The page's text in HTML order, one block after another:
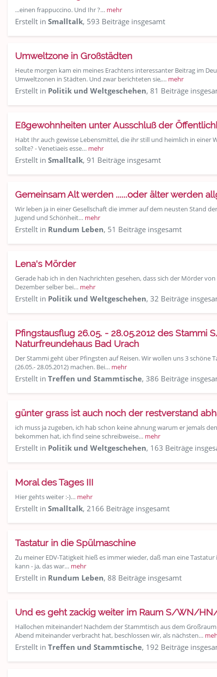
...einen frappuccino. Und Ihr ?… mehr
Erstellt in Smalltalk, 593 Beiträge insgesamt
Umweltzone in Großstädten
Heute morgen kam ein meines Erachtens interessanter Beitrag im
Umweltzonen in Städten. Und zwar berichteten sie,… mehr
Erstellt in Politik und Weltgeschehen, 81 Beiträge
Eßgewohnheiten unter Ausschluß der
Habt Ihr auch gewisse Lebensmittel, die ihr still und heimlich in einer
sollte? - Venetiaeis esse… mehr
Erstellt in Smalltalk, 91 Beiträge insgesamt
Gemeinsam Alt werden ......oder älter werden
Wir leben ja in einer Gesellschaft die immer auf dem neusten Stand
Jugend und Schönheit… mehr
Erstellt in Rundum Leben, 51 Beiträge insgesamt
Lena's Mörder
Gerade hab ich in den Nachrichten gesehen, dass sich der Mörder
Dezember selber bei… mehr
Erstellt in Politik und Weltgeschehen, 32 Beiträge
Pfingstausflug 26.05. - 28.05.2012 des Stammi
Naturfreundehaus Bad Urach
Der Stammi geht über Pfingsten auf Reisen. Wir wollen uns 3 schöne
(26.05.- 28.05.2012) machen. Bei… mehr
Erstellt in Treffen und Stammtische, 386 Beiträge
günter grass ist auch noch der restverstand
ich muss ja zugeben, ich hab schon keine ahnung warum er jemals
bekommen hat, ich find seine schreibweise… mehr
Erstellt in Politik und Weltgeschehen, 163 Beiträge
Moral des Tages III
Hier gehts weiter :-)… mehr
Erstellt in Smalltalk, 2166 Beiträge insgesamt
Tastatur in die Spülmaschine
Zu meiner EDV-Tätigkeit hieß es immer wieder, daß man eine
kann - ja, das war… mehr
Erstellt in Rundum Leben, 88 Beiträge insgesamt
Und es geht zackig weiter im Raum S/WN/HN/
Hallochen miteinander! Nachdem der Stammtisch aus dem
Abend miteinander verbracht hat, beschlossen wir, als nächsten…
Erstellt in Treffen und Stammtische, 192 Beiträge